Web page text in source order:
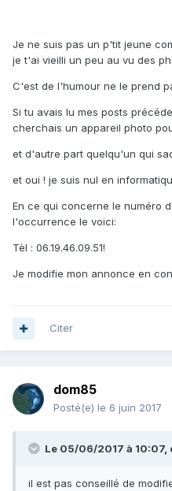
Je ne suis pas un p'tit jeune
je t'ai vieilli un peu au vu des
C'est de l'humour ne le prend
Si tu avais lu mes posts
cherchais un appareil photo
et d'autre part quelqu'un qui
et oui ! je suis nul en
En ce qui concerne le numéro
l'occurrence le voici:
Tèl : 06.19.46.09.51!
Je modifie mon annonce en
Citer
dom85
Posté(e) le 6 juin 2017
Le 05/06/2017 à 10:07,
il est pas conseillé de